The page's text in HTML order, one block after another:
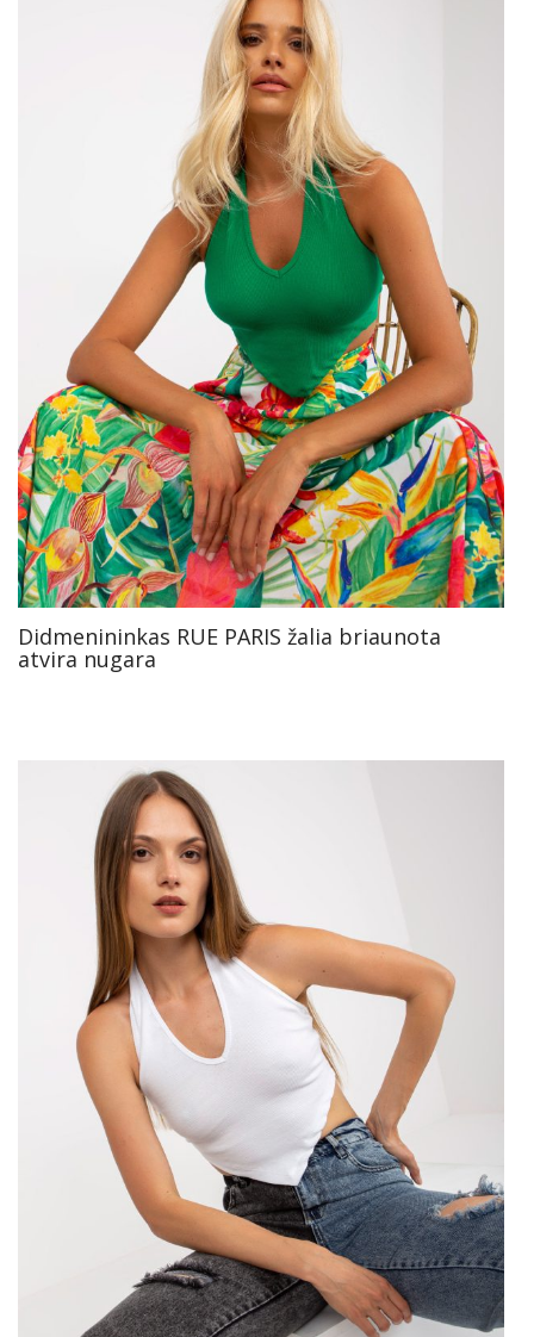
Didmenininkas RUE PARIS žalia briaunota
atvira nugara